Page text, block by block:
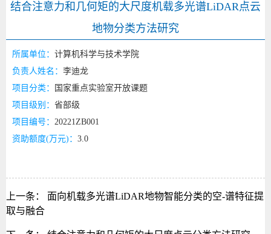
结合注意力和几何矩的大尺度机载多光谱LiDAR点云
地物分类方法研究
所属单位： 计算机科学与技术学院
负责人姓名： 李迪龙
项目分类：
国家重点实验室开放课题
项目级别： 省部级
项目编号： 20221ZB001
资助额度(万元)： 3.0
上一条：
面向机载多光谱LiDAR地物智能分类的空-谱特征提
取与融合